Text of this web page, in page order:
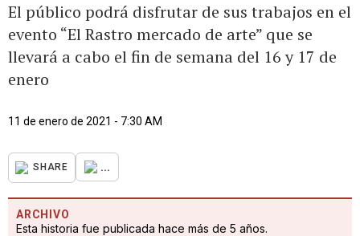
El público podrá disfrutar de sus trabajos en el
evento “El Rastro mercado de arte” que se
llevará a cabo el fin de semana del 16 y 17 de
enero
11 de enero de 2021 - 7:30 AM
SHARE ...
ARCHIVO
Esta historia fue publicada hace más de 5 años.